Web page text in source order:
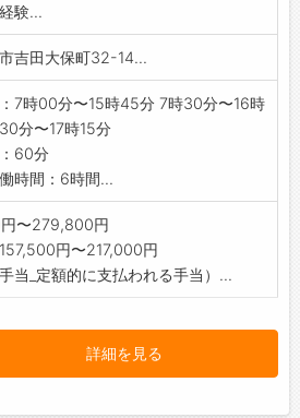
験...
吉田大保町32-14...
7時00分〜15時45分 7時30分〜16時
分〜17時15分
60分
時間：6時間...
〜279,800円
円〜217,000円
手当_定額的に支払われる手当）...
詳細を見る